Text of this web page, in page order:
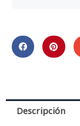
Led
5W
cantidad
Descripción